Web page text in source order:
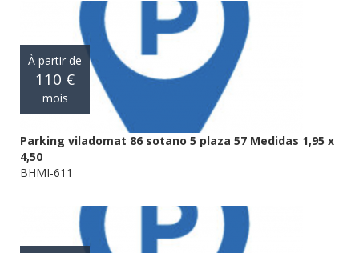
À partir de
110 €
mois
Parking viladomat 86 sotano 5 plaza 57 Medidas 1,95 x
4,50
BHMI-611